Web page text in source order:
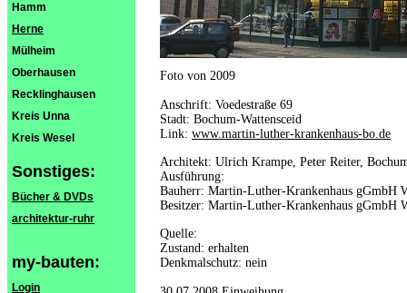
Hamm
Herne
Mülheim
Oberhausen
Recklinghausen
Kreis Unna
Kreis Wesel
Sonstiges:
Bücher & DVDs
architektur-ruhr
my-bauten:
Login
Foto von 2009
Anschrift: Voedestraße 69
Stadt: Bochum-Wattensceid
Link: www.martin-luther-krankenhaus-bo.de
Architekt: Ulrich Krampe, Peter Reiter,
Ausführung:
Bauherr: Martin-Luther-Krankenhaus gGmbH
Besitzer: Martin-Luther-Krankenhaus gGmbH
Quelle:
Zustand: erhalten
Denkmalschutz: nein